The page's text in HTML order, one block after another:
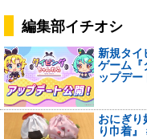
編集部イチオシ
新規タ
ゲーム『
ップデ
おにぎ
り巾着